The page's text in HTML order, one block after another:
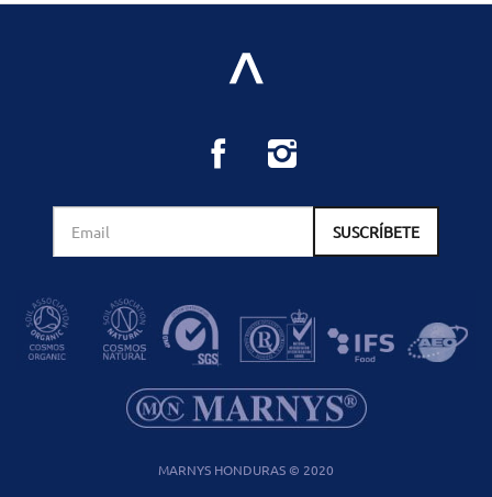
MARNYS HONDURAS © 2020